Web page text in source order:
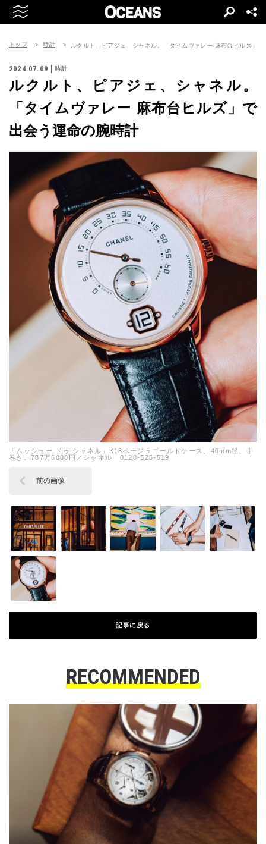
トップ 時計 ルクルト、ピアジェ、シャネル。「タイムヴァレー 麻布台ヒルズ」
2024.07.09 時計
ルクルト、ピアジェ、シャネル。
「タイムヴァレー 麻布台ヒルズ」で
出会う運命の腕時計
「ムッシュー ドゥ シャネル」K18ベージュゴールドケース、40mm径、手
巻き。787万6000円／シャネル 0120-525-519
前の画像
記事に戻る
RECOMMENDED